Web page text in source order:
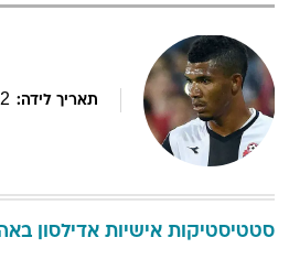
תאריך לידה:
סטטיסטיקות אישיות אדילסון